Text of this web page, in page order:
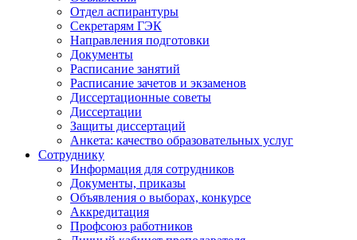
Отдел аспирантуры
Секретарям ГЭК
Направления подготовки
Документы
Расписание занятий
Расписание зачетов и экзаменов
Диссертационные советы
Диссертации
Защиты диссертаций
Анкета: качество образовательных услуг
Сотруднику
Информация для сотрудников
Документы, приказы
Объявления о выборах, конкурсе
Аккредитация
Профсоюз работников